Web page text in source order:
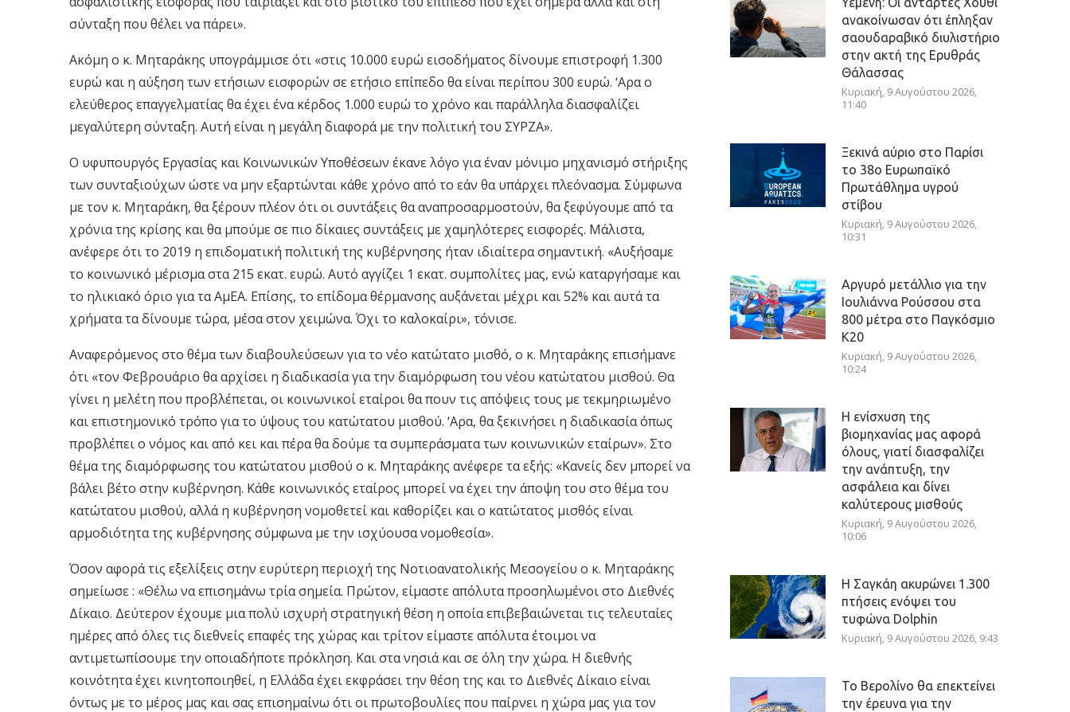
σύνταξη που θέλει να πάρει».
Ακόμη ο κ. Μηταράκης υπογράμμισε ότι «στις 10.000 ευρώ εισοδήματος δίνουμε επιστροφή 1.300
ευρώ και η αύξηση των ετήσιων εισφορών σε ετήσιο επίπεδο θα είναι περίπου 300 ευρώ. ‘Αρα ο
ελεύθερος επαγγελματίας θα έχει ένα κέρδος 1.000 ευρώ το χρόνο και παράλληλα διασφαλίζει
μεγαλύτερη σύνταξη. Αυτή είναι η μεγάλη διαφορά με την πολιτική του ΣΥΡΖΑ».
Ο υφυπουργός Εργασίας και Κοινωνικών Υποθέσεων έκανε λόγο για έναν μόνιμο μηχανισμό στήριξης
των συνταξιούχων ώστε να μην εξαρτώνται κάθε χρόνο από το εάν θα υπάρχει πλεόνασμα. Σύμφωνα
με τον κ. Μηταράκη, θα ξέρουν πλέον ότι οι συντάξεις θα αναπροσαρμοστούν, θα ξεφύγουμε από τα
χρόνια της κρίσης και θα μπούμε σε πιο δίκαιες συντάξεις με χαμηλότερες εισφορές. Μάλιστα,
ανέφερε ότι το 2019 η επιδοματική πολιτική της κυβέρνησης ήταν ιδιαίτερα σημαντική. «Αυξήσαμε
το κοινωνικό μέρισμα στα 215 εκατ. ευρώ. Αυτό αγγίζει 1 εκατ. συμπολίτες μας, ενώ καταργήσαμε και
το ηλικιακό όριο για τα ΑμΕΑ. Επίσης, το επίδομα θέρμανσης αυξάνεται μέχρι και 52% και αυτά τα
χρήματα τα δίνουμε τώρα, μέσα στον χειμώνα. Όχι το καλοκαίρι», τόνισε.
Αναφερόμενος στο θέμα των διαβουλεύσεων για το νέο κατώτατο μισθό, ο κ. Μηταράκης επισήμανε
ότι «τον Φεβρουάριο θα αρχίσει η διαδικασία για την διαμόρφωση του νέου κατώτατου μισθού. Θα
γίνει η μελέτη που προβλέπεται, οι κοινωνικοί εταίροι θα πουν τις απόψεις τους με τεκμηριωμένο
και επιστημονικό τρόπο για το ύψους του κατώτατου μισθού. ‘Αρα, θα ξεκινήσει η διαδικασία όπως
προβλέπει ο νόμος και από κει και πέρα θα δούμε τα συμπεράσματα των κοινωνικών εταίρων». Στο
θέμα της διαμόρφωσης του κατώτατου μισθού ο κ. Μηταράκης ανέφερε τα εξής: «Κανείς δεν μπορεί να
βάλει βέτο στην κυβέρνηση. Κάθε κοινωνικός εταίρος μπορεί να έχει την άποψη του στο θέμα του
κατώτατου μισθού, αλλά η κυβέρνηση νομοθετεί και καθορίζει και ο κατώτατος μισθός είναι
αρμοδιότητα της κυβέρνησης σύμφωνα με την ισχύουσα νομοθεσία».
Όσον αφορά τις εξελίξεις στην ευρύτερη περιοχή της Νοτιοανατολικής Μεσογείου ο κ. Μηταράκης
σημείωσε : «Θέλω να επισημάνω τρία σημεία. Πρώτον, είμαστε απόλυτα προσηλωμένοι στο Διεθνές
Δίκαιο. Δεύτερον έχουμε μια πολύ ισχυρή στρατηγική θέση η οποία επιβεβαιώνεται τις τελευταίες
ημέρες από όλες τις διεθνείς επαφές της χώρας και τρίτον είμαστε απόλυτα έτοιμοι να
αντιμετωπίσουμε την οποιαδήποτε πρόκληση. Και στα νησιά και σε όλη την χώρα. Η διεθνής
κοινότητα έχει κινητοποιηθεί, η Ελλάδα έχει εκφράσει την θέση της και το Διεθνές Δίκαιο είναι
όντως με το μέρος μας και σας επισημαίνω ότι οι πρωτοβουλίες που παίρνει η χώρα μας για τον
ανακοίνωσαν ότι έπληξαν
σαουδαραβικό διυλιστήριο
στην ακτή της Ερυθράς
Θάλασσας
Κυριακή, 9 Αυγούστου 2026,
11:40
Ξεκινά αύριο στο Παρίσι
το 38ο Ευρωπαϊκό
Πρωτάθλημα υγρού
στίβου
Κυριακή, 9 Αυγούστου 2026,
10:31
Αργυρό μετάλλιο για την
Ιουλιάννα Ρούσσου στα
800 μέτρα στο Παγκόσμιο
Κ20
Κυριακή, 9 Αυγούστου 2026,
10:24
Η ενίσχυση της
βιομηχανίας μας αφορά
όλους, γιατί διασφαλίζει
την ανάπτυξη, την
ασφάλεια και δίνει
καλύτερους μισθούς
Κυριακή, 9 Αυγούστου 2026,
10:06
Η Σαγκάη ακυρώνει 1.300
πτήσεις ενόψει του
τυφώνα Dolphin
Κυριακή, 9 Αυγούστου 2026, 9:43
Το Βερολίνο θα επεκτείνει
την έρευνα για την